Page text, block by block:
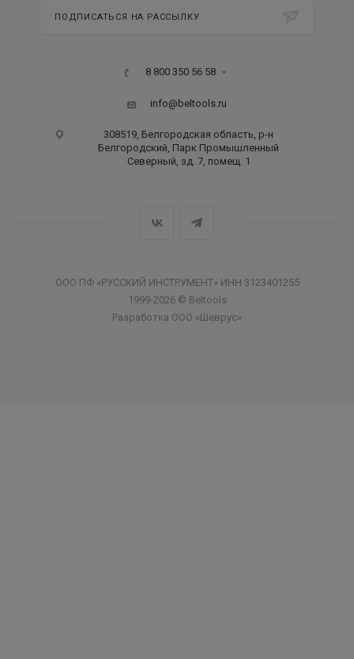
ПОДПИСАТЬСЯ НА РАССЫЛКУ
8 800 350 56 58
info@beltools.ru
308519, Белгородская область, р-н
Белгородский, Парк Промышленный
Северный, зд. 7, помещ. 1
ООО ПФ «РУССКИЙ ИНСТРУМЕНТ» ИНН 3123401255
1999-2026 © Beltools
Разработка ООО «Шеврус»